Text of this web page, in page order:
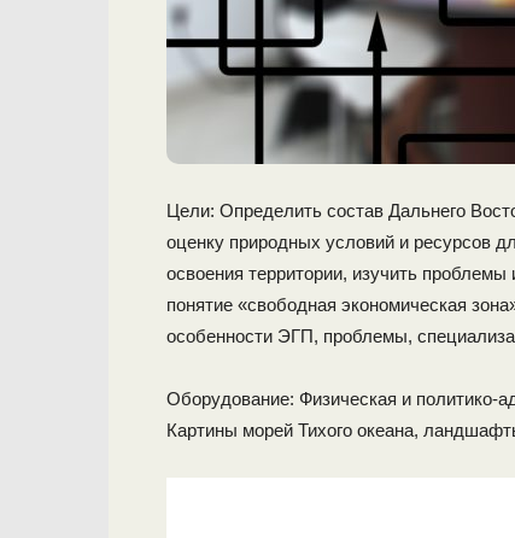
Цели: Определить состав Дальнего
оценку природных условий и ресурсов
освоения территории, изучить
понятие «свободная экономиче­ская
особенности ЭГП, про­блемы,
Оборудование: Физическая и политико-
Картины морей Тихого океана,